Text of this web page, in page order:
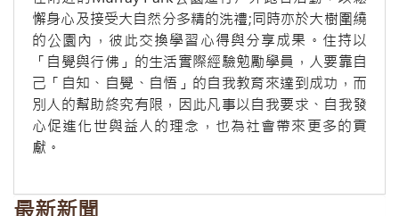
懈身心及接受大自然分多精的洗禮;同時亦於大樹圍繞
的公園內，彼此交換學習心得與分享成果。住持以
「自覺與行佛」的生活實際經驗勉勵學員，人要靠自
己「自知、自覺、自悟」的自我教育來達到成功，而
別人的幫助終究有限，因此凡事以自我要求、自我發
心促進化世與益人的理念，也為社會帶來更多的貢
獻。
最新新聞